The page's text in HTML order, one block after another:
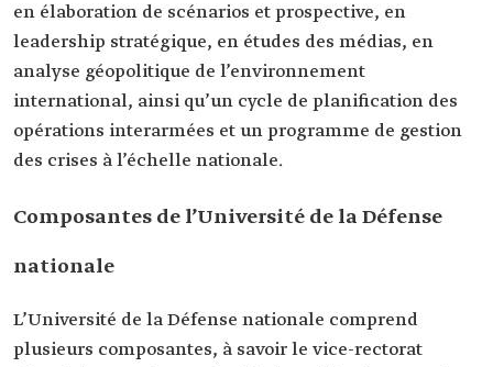
en élaboration de scénarios et prospective, en
leadership stratégique, en études des médias, en
analyse géopolitique de l’environnement
international, ainsi qu’un cycle de planification des
opérations interarmées et un programme de gestion
des crises à l’échelle nationale.
Composantes de l’Université de la Défense
nationale
L’Université de la Défense nationale comprend
plusieurs composantes, à savoir le vice-rectorat